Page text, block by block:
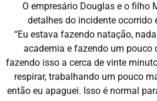
O empresário Douglas e o filho
detalhes do incidente ocorrido
“Eu estava fazendo natação,
academia e fazendo um pouco
fazendo isso a cerca de vinte
respirar, trabalhando um pouco
então eu apaguei. Isso é normal